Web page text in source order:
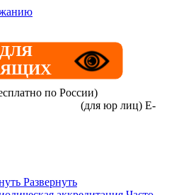
по России)
(для юр лиц) E-
Развернуть